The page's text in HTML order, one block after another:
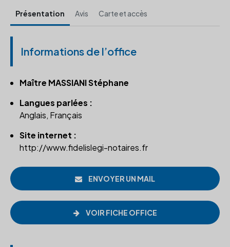
Présentation Avis Carte et accès
Informations de l’office
Maître MASSIANI Stéphane
Langues parlées :
Anglais, Français
Site internet :
http://www.fidelislegi-notaires.fr
ENVOYER UN MAIL
VOIR FICHE OFFICE